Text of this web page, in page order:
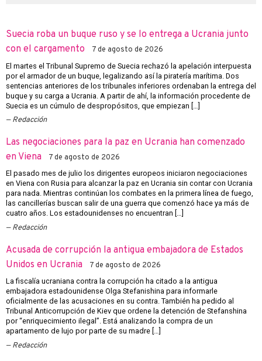
Suecia roba un buque ruso y se lo entrega a Ucrania junto
con el cargamento
7 de agosto de 2026
El martes el Tribunal Supremo de Suecia rechazó la apelación interpuesta
por el armador de un buque, legalizando así la piratería marítima. Dos
sentencias anteriores de los tribunales inferiores ordenaban la entrega del
buque y su carga a Ucrania. A partir de ahí, la información procedente de
Suecia es un cúmulo de despropósitos, que empiezan […]
Redacción
Las negociaciones para la paz en Ucrania han comenzado
en Viena
7 de agosto de 2026
El pasado mes de julio los dirigentes europeos iniciaron negociaciones
en Viena con Rusia para alcanzar la paz en Ucrania sin contar con Ucrania
para nada. Mientras continúan los combates en la primera línea de fuego,
las cancillerías buscan salir de una guerra que comenzó hace ya más de
cuatro años. Los estadounidenses no encuentran […]
Redacción
Acusada de corrupción la antigua embajadora de Estados
Unidos en Ucrania
7 de agosto de 2026
La fiscalía ucraniana contra la corrupción ha citado a la antigua
embajadora estadounidense Olga Stefanishina para informarle
oficialmente de las acusaciones en su contra. También ha pedido al
Tribunal Anticorrupción de Kiev que ordene la detención de Stefanshina
por “enriquecimiento ilegal”. Está analizando la compra de un
apartamento de lujo por parte de su madre […]
Redacción